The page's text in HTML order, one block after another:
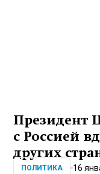
Президент
с Россией
других
ПОЛИТИКА 16